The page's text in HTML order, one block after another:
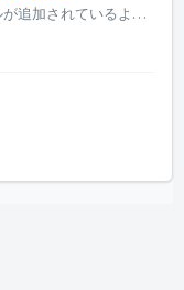
ソースファイルに desktop.ini ファイルが追加されているようです。エクスプローラーがそのファイルを読み、この特定のフォルダがリソースID付きのローカライズされた名前を持っていることを発見します。解決されたローカライズ名は「Temporary Burn Folder」と表示されます。 基本的に、これは...